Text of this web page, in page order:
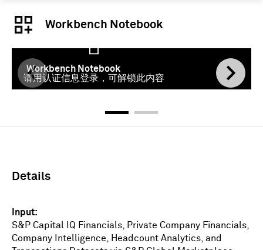
Workbench Notebook
Workbench Notebook
请用认证信息登录，可解锁此内容
Details
Input
S&P Capital IQ Financials, Private Company Financials,
Company Intelligence, Headcount Analytics, and